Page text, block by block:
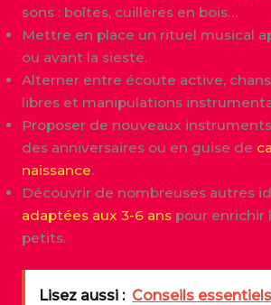
sons : boîtes, cuillères en bois…
Mettre en place un rituel musical
ou avant la sieste.
Alterner entre écoute active,
libres et manipulations
Proposer de nouveaux
des anniversaires ou en guise de
naissance.
Découvrir de nombreuses autres
adaptées aux 3-6 anspour enrichir
petits.
Lisez aussi : Conseils